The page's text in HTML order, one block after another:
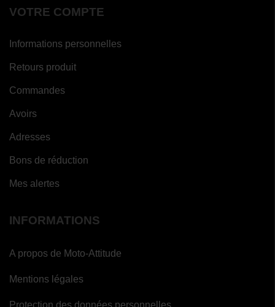
VOTRE COMPTE
Informations personnelles
Retours produit
Commandes
Avoirs
Adresses
Bons de réduction
Mes alertes
INFORMATIONS
A propos de Moto-Attitude
Mentions légales